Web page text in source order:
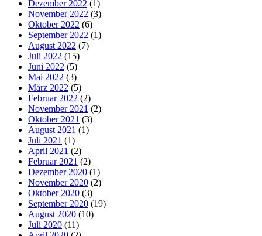
Dezember 2022 (1)
November 2022 (3)
Oktober 2022 (6)
September 2022 (1)
August 2022 (7)
Juli 2022 (15)
Juni 2022 (5)
Mai 2022 (3)
März 2022 (5)
Februar 2022 (2)
November 2021 (2)
Oktober 2021 (3)
August 2021 (1)
Juli 2021 (1)
April 2021 (2)
Februar 2021 (2)
Dezember 2020 (1)
November 2020 (2)
Oktober 2020 (3)
September 2020 (19)
August 2020 (10)
Juli 2020 (11)